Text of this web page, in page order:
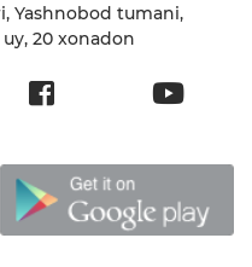
Yashnobod tumani,
20 xonadon